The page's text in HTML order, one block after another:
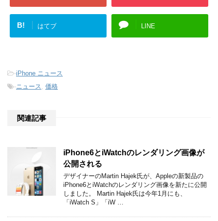
B! はてブ LINE
-iPhone ニュース
-ニュース, 価格
関連記事
iPhone6とiWatchのレンダリング画像が
公開される
デザイナーのMartin Hajek氏が、Appleの新製品の
iPhone6とiWatchのレンダリング画像を新たに公開
しました。 Martin Hajek氏は今年1月にも、
「iWatch S」「iW …